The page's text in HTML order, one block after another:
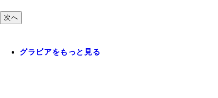
次へ
グラビアをもっと見る